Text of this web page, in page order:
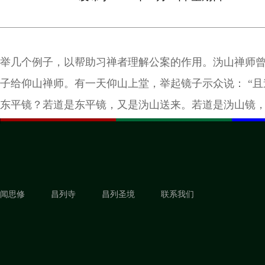
举几个例子，以帮助习禅者理解公案的作用。沩山禅师
子给仰山禅师。有一天仰山上堂，举起镜子示众说： “且道是沩山镜？
东平镜？若道是东平镜，又是沩山送来。若道是沩山镜
闻思修 昌列寺 昌列圣境 联系我们